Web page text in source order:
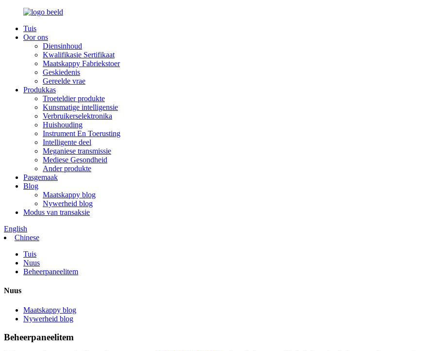
Tuis
Oor ons
Diensinhoud
Kwalifikasie Sertifikaat
Maatskappy Fabriekstoer
Geskiedenis
Gereelde vrae
Produkkas
Troeteldier produkte
Kunsmatige intelligensie
Verbruikerselektronika
Huishouding
Instrument En Toerusting
Intelligente deel
Meganiese transmissie
Mediese Gesondheid
Ander produkte
Pasgemaak
Blog
Maatskappy blog
Nywerheid blog
Modus van transaksie
English
Chinese
Tuis
Nuus
Beheerpaneelitem
Nuus
Maatskappy blog
Nywerheid blog
Beheerpaneelitem